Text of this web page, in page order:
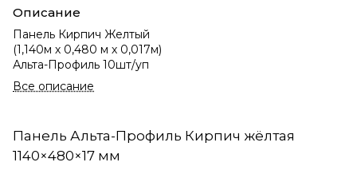
Описание
Панель Кирпич Желтый
(1,140м х 0,480 м х 0,017м)
Альта-Профиль 10шт/уп
Все описание
Панель Альта-Профиль Кирпич жёлтая
1140×480×17 мм